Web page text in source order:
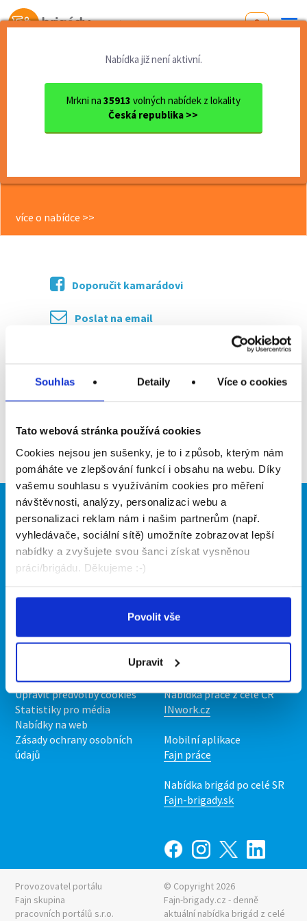
Souhlas Detaily Více o cookies
Tato webová stránka používá cookies
Cookies nejsou jen sušenky, je to i způsob, kterým nám
pomáháte ve zlepšování funkcí i obsahu na webu. Díky
vašemu souhlasu s využíváním cookies pro měření
návštěvnosti, analýzy, personalizaci webu a
personalizaci reklam nám i našim partnerům (např.
vyhledávače, sociální sítě) umožníte zobrazovat lepší
nabídky a zvyšujete svou šanci získat vysněnou
práci/brigádu. Děkujeme :-)
Povolit vše
Upravit
Od první brigády
Nabídka již není aktivní.
Mrkni na35913 volných nabídek z lokality
Česká republika >>
Plzeňský kraj
okres Plzeň
OPERÁTOR VÝROBY! (M/Ž) • od...
OPERÁTOR VÝROBY! (M/Ž) • od
UBYTOVÁNÍ
více o nabídce >>
Doporučit kamarádovi
Poslat na email
Přidat do oblíbených
Zpět
Brigádníci
Články
Hledané brigády
Firmy
Vložit inzerát
Ceník
Kontakt
Podmínky
Upravit předvolby cookies
Statistiky pro média
Nabídky na web
Zásady ochrany osobních
údajů
Naše další projekty
Fajn brigády
Nabídka práce z celé ČR
INwork.cz
Mobilní aplikace
Fajn práce
Nabídka brigád po celé SR
Fajn-brigady.sk
Provozovatel portálu
Fajn skupina
pracovních portálů s.r.o.
© Copyright 2026
Fajn-brigady.cz - denně
aktuální nabídka brigád z celé